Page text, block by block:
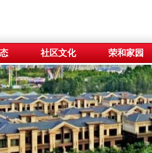
社区文化 荣和家园